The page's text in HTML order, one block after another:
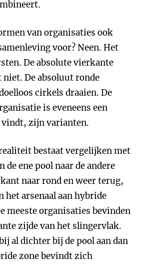
van organisaties ook
voor? Neen. Het
De absolute vierkante
De absoluut ronde
cirkels draaien. De
is eveneens een
vindt, zijn varianten.
bestaat vergelijken met
de ene pool naar de andere
naar rond en weer terug,
het arsenaal aan hybride
meeste organisaties bevinden
zijde van het slingervlak.
al dichter bij de pool aan dan
zone bevindt zich